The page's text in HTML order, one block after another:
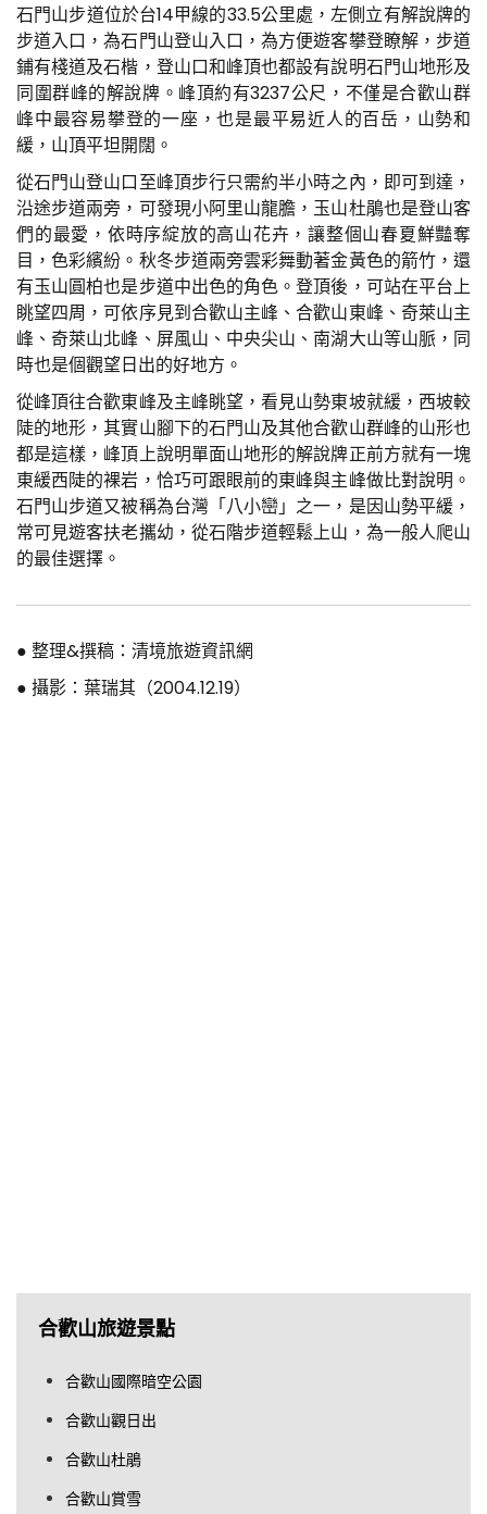
石門山步道位於台14甲線的33.5公里處，左側立有解說牌的
步道入口，為石門山登山入口，為方便遊客攀登瞭解，步道
鋪有棧道及石楷，登山口和峰頂也都設有說明石門山地形及
同圍群峰的解說牌。峰頂約有3237公尺，不僅是合歡山群
峰中最容易攀登的一座，也是最平易近人的百岳，山勢和
緩，山頂平坦開闊。
從石門山登山口至峰頂步行只需約半小時之內，即可到達，
沿途步道兩旁，可發現小阿里山龍膽，玉山杜鵑也是登山客
們的最愛，依時序綻放的高山花卉，讓整個山春夏鮮豔奪
目，色彩繽紛。秋冬步道兩旁雲彩舞動著金黃色的箭竹，還
有玉山圓柏也是步道中出色的角色。登頂後，可站在平台上
眺望四周，可依序見到合歡山主峰、合歡山東峰、奇萊山主
峰、奇萊山北峰、屏風山、中央尖山、南湖大山等山脈，同
時也是個觀望日出的好地方。
從峰頂往合歡東峰及主峰眺望，看見山勢東坡就緩，西坡較
陡的地形，其實山腳下的石門山及其他合歡山群峰的山形也
都是這樣，峰頂上說明單面山地形的解說牌正前方就有一塊
東緩西陡的裸岩，恰巧可跟眼前的東峰與主峰做比對說明。
石門山步道又被稱為台灣「八小巒」之一，是因山勢平緩，
常可見遊客扶老攜幼，從石階步道輕鬆上山，為一般人爬山
的最佳選擇。
● 整理&撰稿：清境旅遊資訊網
● 攝影：葉瑞其（2004.12.19）
合歡山旅遊景點
合歡山國際暗空公園
合歡山觀日出
合歡山杜鵑
合歡山賞雪